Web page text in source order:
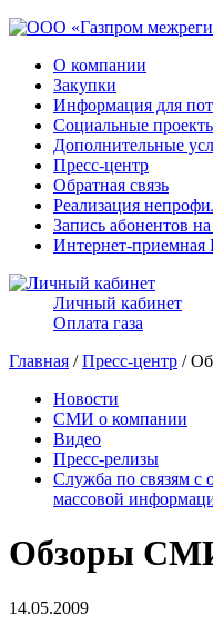
О компании
Закупки
Информация для
Социальные
Дополнительные
Пресс-центр
Обратная связь
Реализация
Запись абонентов
Интернет-приемная
Личный кабинет
Оплата газа
Главная /Пресс-центр /
Новости
СМИ о компании
Видео
Пресс-релизы
Служба по связям с
массовой
Обзоры
14.05.2009